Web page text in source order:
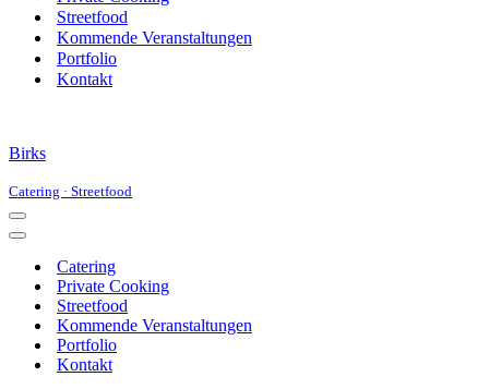
Streetfood
Kommende Veranstaltungen
Portfolio
Kontakt
Birks
Catering · Streetfood
Navigationsmenü
Navigationsmenü
Catering
Private Cooking
Streetfood
Kommende Veranstaltungen
Portfolio
Kontakt